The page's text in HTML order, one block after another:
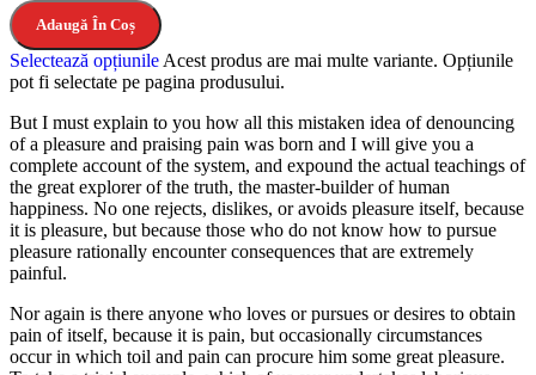
Adaugă În Coș
Selectează opțiunile Acest produs are mai multe variante. Opțiunile
pot fi selectate pe pagina produsului.
But I must explain to you how all this mistaken idea of denouncing
of a pleasure and praising pain was born and I will give you a
complete account of the system, and expound the actual teachings of
the great explorer of the truth, the master-builder of human
happiness. No one rejects, dislikes, or avoids pleasure itself, because
it is pleasure, but because those who do not know how to pursue
pleasure rationally encounter consequences that are extremely
painful.
Nor again is there anyone who loves or pursues or desires to obtain
pain of itself, because it is pain, but occasionally circumstances
occur in which toil and pain can procure him some great pleasure.